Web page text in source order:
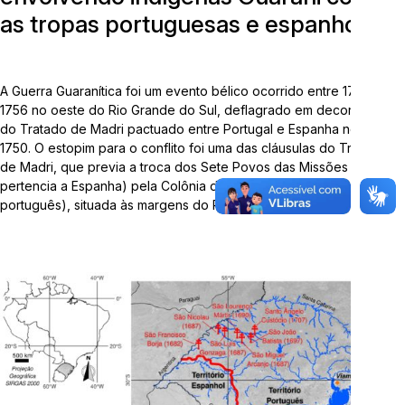
as tropas portuguesas e espanholas
A Guerra Guaranítica foi um evento bélico ocorrido entre 1753 e
1756 no oeste do Rio Grande do Sul, deflagrado em decorrência
do Tratado de Madri pactuado entre Portugal e Espanha no ano de
1750. O estopim para o conflito foi uma das cláusulas do Tratado
de Madri, que previa a troca dos Sete Povos das Missões (que
pertencia a Espanha) pela Colônia do Sacramento (de domínio
português), situada às margens do Rio da Prata.
Telefone:3714-7000 (Ramal 5563 ou 5505)
Desenvolvido por
"Esta obra foi realizada com recursos da Lei Complementar
nº 195/2022, Lei Paulo Gustavo"